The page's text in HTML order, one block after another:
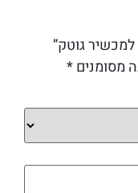
גוטק”
מסומנים*